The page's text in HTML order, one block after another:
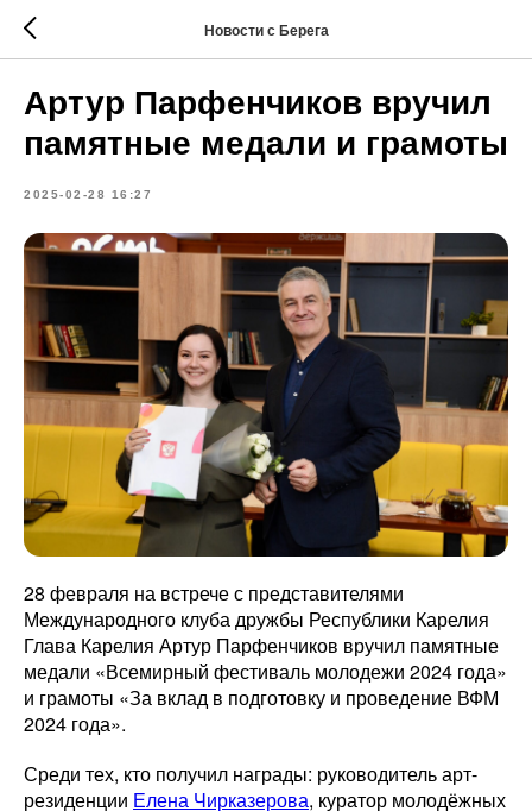
Новости с Берега
Артур Парфенчиков вручил
памятные медали и грамоты
2025-02-28 16:27
28 февраля на встрече с представителями
Международного клуба дружбы Республики Карелия
Глава Карелия Артур Парфенчиков вручил памятные
медали «Всемирный фестиваль молодежи 2024 года»
и грамоты «За вклад в подготовку и проведение ВФМ
2024 года».
Среди тех, кто получил награды: руководитель арт-
резиденции Елена Чирказерова, куратор молодёжных